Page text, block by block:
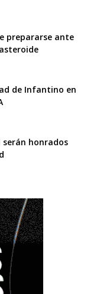
prepararse ante
de Infantino en
serán honrados